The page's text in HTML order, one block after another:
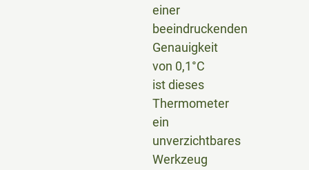
einer
beeindruckenden
Genauigkeit
von 0,1°C
ist dieses
Thermometer
ein
unverzichtbares
Werkzeug